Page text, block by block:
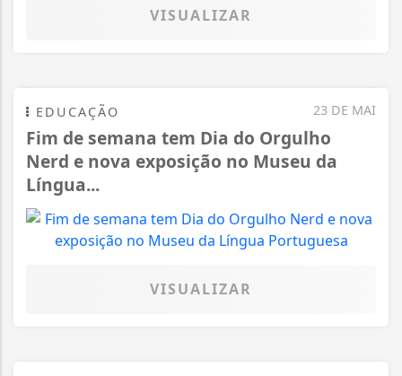
VISUALIZAR
23 DE MAI
EDUCAÇÃO
Fim de semana tem Dia do Orgulho
Nerd e nova exposição no Museu da
Língua...
VISUALIZAR